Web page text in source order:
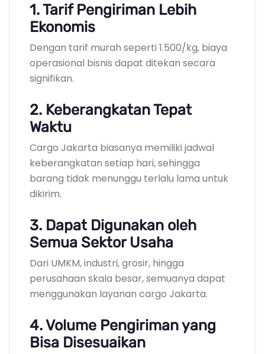
1. Tarif Pengiriman Lebih
Ekonomis
Dengan tarif murah seperti 1.500/kg, biaya
operasional bisnis dapat ditekan secara
signifikan.
2. Keberangkatan Tepat
Waktu
Cargo Jakarta biasanya memiliki jadwal
keberangkatan setiap hari, sehingga
barang tidak menunggu terlalu lama untuk
dikirim.
3. Dapat Digunakan oleh
Semua Sektor Usaha
Dari UMKM, industri, grosir, hingga
perusahaan skala besar, semuanya dapat
menggunakan layanan cargo Jakarta.
4. Volume Pengiriman yang
Bisa Disesuaikan